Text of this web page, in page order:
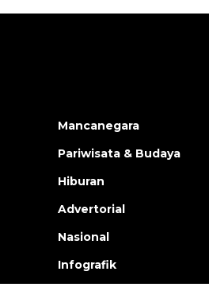
Mancanegara
Pariwisata & Budaya
Hiburan
Advertorial
Nasional
Infografik